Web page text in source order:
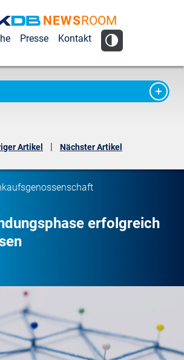
Anstalt
NEWSROOM
Presse Kontakt
Artikel Nächster Artikel
erfolgreich